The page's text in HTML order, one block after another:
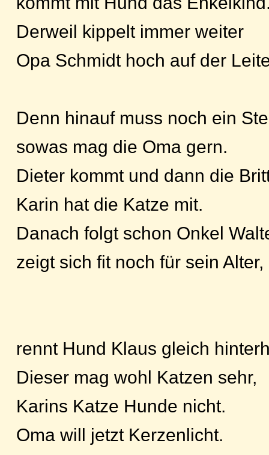
Derweil kippelt immer weiter
Opa Schmidt hoch auf der
Denn hinauf muss noch ein
sowas mag die Oma gern.
Dieter kommt und dann die
Karin hat die Katze mit.
Danach folgt schon Onkel
zeigt sich fit noch für sein Alter,
rennt Hund Klaus gleich
Dieser mag wohl Katzen sehr,
Karins Katze Hunde nicht.
Oma will jetzt Kerzenlicht.